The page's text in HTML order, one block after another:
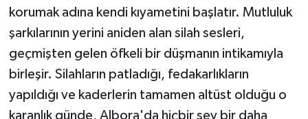
korumak adına kendi kıyametini başlatır. Mutluluk
şarkılarının yerini aniden alan silah sesleri,
geçmişten gelen öfkeli bir düşmanın intikamıyla
birleşir. Silahların patladığı, fedakarlıkların
yapıldığı ve kaderlerin tamamen altüst olduğu o
karanlık günde, Albora'da hiçbir şey bir daha